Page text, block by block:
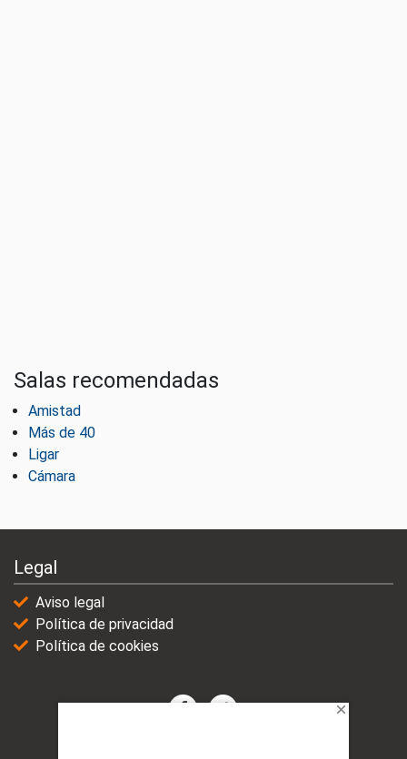
Salas recomendadas
Amistad
Más de 40
Ligar
Cámara
Legal
Aviso legal
Política de privacidad
Política de cookies